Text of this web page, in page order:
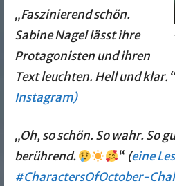
„Faszinierend schön.
Sabine Nagel lässt ihre
Protagonisten und ihren
Text leuchten. Hell und
Instagram)
„Oh, so schön. So wahr. So
berührend.
“ (eine
#CharactersOfOctober-